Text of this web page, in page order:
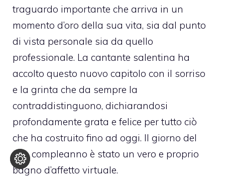
traguardo importante che arriva in un
momento d’oro della sua vita, sia dal punto
di vista personale sia da quello
professionale. La cantante salentina ha
accolto questo nuovo capitolo con il sorriso
e la grinta che da sempre la
contraddistinguono, dichiarandosi
profondamente grata e felice per tutto ciò
che ha costruito fino ad oggi. Il giorno del
suo compleanno è stato un vero e proprio
bagno d’affetto virtuale.